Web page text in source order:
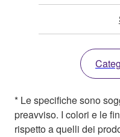
* Le specifiche sono
preavviso. I colori e le
rispetto a quelli dei